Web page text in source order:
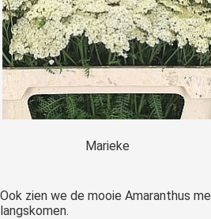
Marieke
Ook zien we de mooie Amaranthus
langskomen.